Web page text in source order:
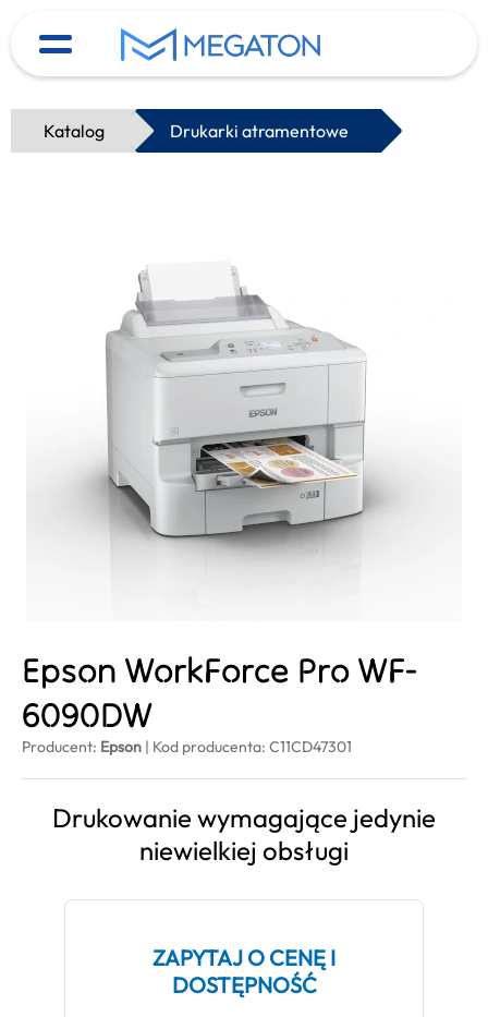
Katalog Drukarki atramentowe
Epson WorkForce Pro WF-
6090DW
Producent: Epson | Kod producenta: C11CD47301
Drukowanie wymagające jedynie
niewielkiej obsługi
ZAPYTAJ O CENĘ I
DOSTĘPNOŚĆ